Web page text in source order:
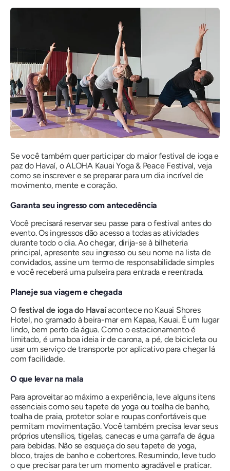
Se você também quer participar do maior festival de ioga e
paz do Havaí, o ALOHA Kauai Yoga & Peace Festival, veja
como se inscrever e se preparar para um dia incrível de
movimento, mente e coração.
Garanta seu ingresso com antecedência
Você precisará reservar seu passe para o festival antes do
evento. Os ingressos dão acesso a todas as atividades
durante todo o dia. Ao chegar, dirija-se à bilheteria
principal, apresente seu ingresso ou seu nome na lista de
convidados, assine um termo de responsabilidade simples
e você receberá uma pulseira para entrada e reentrada.
Planeje sua viagem e chegada
O festival de ioga do Havaíacontece no Kauai Shores
Hotel, no gramado à beira-mar em Kapaa, Kauai. É um lugar
lindo, bem perto da água. Como o estacionamento é
limitado, é uma boa ideia ir de carona, a pé, de bicicleta ou
usar um serviço de transporte por aplicativo para chegar lá
com facilidade.
O que levar na mala
Para aproveitar ao máximo a experiência, leve alguns itens
essenciais como seu tapete de yoga ou toalha de banho,
toalha de praia, protetor solar e roupas confortáveis ​​que
permitam movimentação. Você também precisa levar seus
próprios utensílios, tigelas, canecas e uma garrafa de água
para bebidas. Não se esqueça do seu tapete de yoga,
bloco, trajes de banho e cobertores. Resumindo, leve tudo
o que precisar para ter um momento agradável e praticar.